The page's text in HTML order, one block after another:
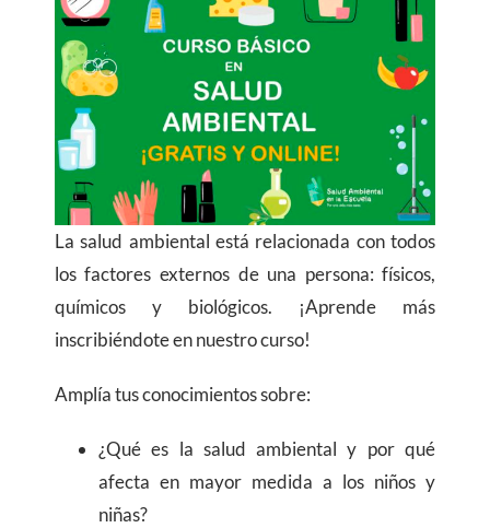
La salud ambiental está relacionada con todos
los factores externos de una persona: físicos,
químicos y biológicos. ¡Aprende más
inscribiéndote en nuestro curso!
Amplía tus conocimientos sobre:
¿Qué es la salud ambiental y por qué
afecta en mayor medida a los niños y
niñas?